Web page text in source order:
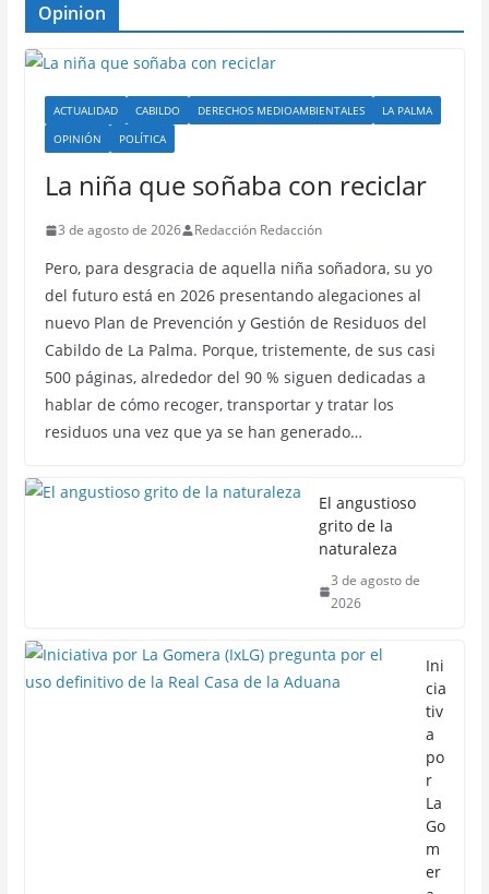
Opinion
ACTUALIDAD CABILDO DERECHOS MEDIOAMBIENTALES
LA PALMA
OPINIÓN
POLÍTICA
La niña que soñaba con reciclar
3 de agosto de 2026 Redacción Redacción
Pero, para desgracia de aquella niña soñadora, su yo
del futuro está en 2026 presentando alegaciones al
nuevo Plan de Prevención y Gestión de Residuos del
Cabildo de La Palma. Porque, tristemente, de sus casi
500 páginas, alrededor del 90 % siguen dedicadas a
hablar de cómo recoger, transportar y tratar los
residuos una vez que ya se han generado…
El angustioso
grito de la
naturaleza
3 de agosto de
2026
Ini
cia
tiv
a
po
r
La
Go
m
er